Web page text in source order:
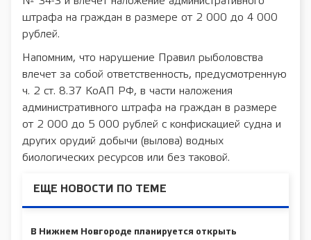
штрафа на граждан в размере от 2 000 до 4 000
рублей.
Напомним, что нарушение Правил рыболовства
влечет за собой ответственность, предусмотренную
ч. 2 ст. 8.37 КоАП РФ, в части наложения
административного штрафа на граждан в размере
от 2 000 до 5 000 рублей с конфискацией судна и
других орудий добычи (вылова) водных
биологических ресурсов или без таковой.
ЕЩЕ НОВОСТИ ПО ТЕМЕ
В Нижнем Новгороде планируется открыть